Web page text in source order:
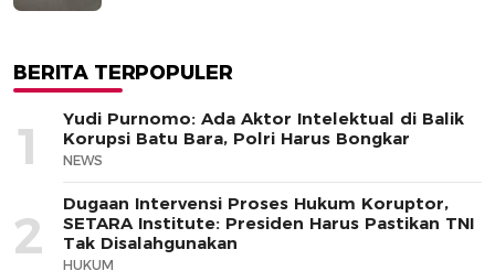
BERITA TERPOPULER
1
Yudi Purnomo: Ada Aktor Intelektual di Balik
Korupsi Batu Bara, Polri Harus Bongkar
NEWS
2
Dugaan Intervensi Proses Hukum Koruptor,
SETARA Institute: Presiden Harus Pastikan TNI
Tak Disalahgunakan
HUKUM